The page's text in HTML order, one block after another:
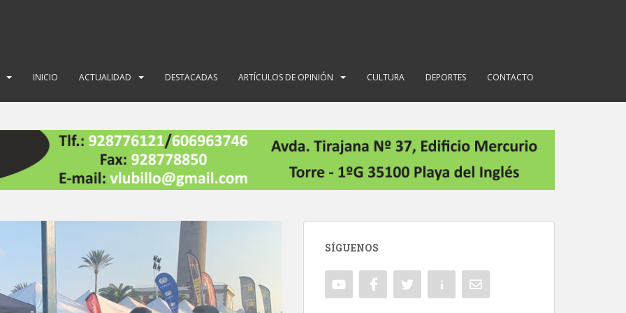
INICIO ACTUALIDAD DESTACADAS ARTÍCULOS DE OPINIÓN CULTURA DEPORTES CONTACTO
SÍGUENOS